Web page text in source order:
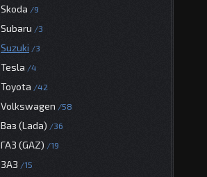
Skoda 9
Subaru 3
Suzuki 3
Tesla 4
Toyota 42
Volkswagen 58
Ваз (Lada) 36
ГАЗ (GAZ) 19
ЗАЗ 15